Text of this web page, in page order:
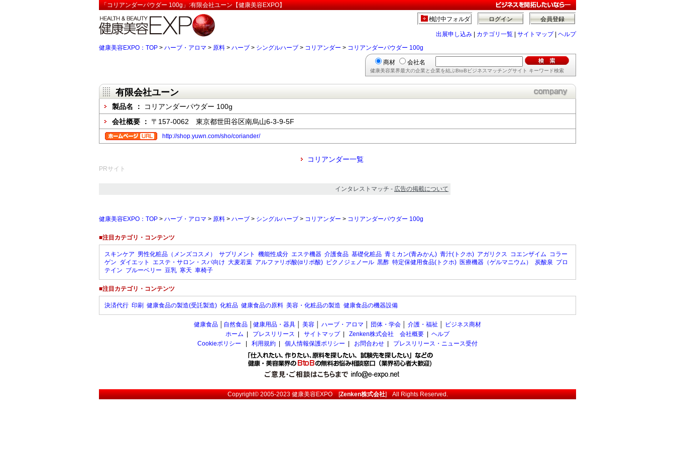
「コリアンダーパウダー 100g」:有限会社ユーン【健康美容EXPO】
会員登録
ログイン
検討中フォルダ
出展申し込み カテゴリ一覧 サイトマップ| ヘルプ
健康美容EXPO：TOP > ハーブ・アロマ > 原料 > ハーブ > シングルハーブ > コリアンダー > コリアンダーパウダー 100g
商材 会社名
健康美容業界最大の企業と企業を結ぶBtoBビジネスマッチングサイト キーワード検索
有限会社ユーン
製品名 ：
コリアンダーパウダー 100g
会社概要 ： 〒157-0062 東京都世田谷区南烏山6-3-9-5F
http://shop.yuwn.com/sho/coriander/
コリアンダー一覧
PRサイト
インタレストマッチ - 広告の掲載について
健康美容EXPO：TOP > ハーブ・アロマ > 原料 > ハーブ > シングルハーブ > コリアンダー > コリアンダーパウダー 100g
■注目カテゴリ・コンテンツ
スキンケア 男性化粧品（メンズコスメ） サプリメント 機能性成分 エステ機器 介護食品 基礎化粧品 青ミカン(青みかん) 青汁(トクホ) アガリクス コエンザイム コラー
ゲン ダイエット エステ・サロン・スパ向け 大麦若葉 アルファリポ酸(αリポ酸) ピクノジェノール 黒酢 特定保健用食品(トクホ) 医療機器（ゲルマニウム） 炭酸泉 プロ
テイン ブルーベリー 豆乳 寒天 車椅子
■注目カテゴリ・コンテンツ
決済代行 印刷 健康食品の製造(受託製造) 化粧品 健康食品の原料 美容・化粧品の製造 健康食品の機器設備
健康食品 自然食品 健康用品・器具 美容 ハーブ・アロマ 団体・学会 介護・福祉
ビジネス商材
ホーム
プレスリリース サイトマップ| Zenken株式会社 会社概要
ヘルプ
Cookieポリシー
利用規約 個人情報保護ポリシー お問合わせ プレスリリース・ニュース受付
Copyright© 2005-2023健康美容EXPO[Zenken株式会社] All Rights Reserved.